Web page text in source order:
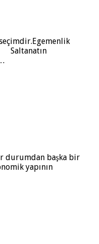
Saltanatın
durumdan başka bir
yapının